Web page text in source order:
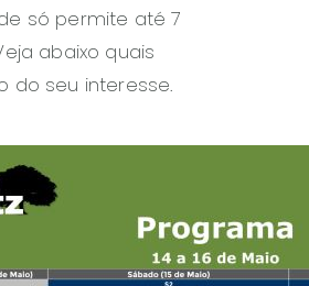
só permite até 7
abaixo quais
do seu interesse.